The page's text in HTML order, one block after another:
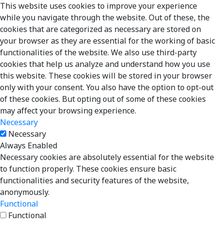
This website uses cookies to improve your experience
while you navigate through the website. Out of these, the
cookies that are categorized as necessary are stored on
your browser as they are essential for the working of basic
functionalities of the website. We also use third-party
cookies that help us analyze and understand how you use
this website. These cookies will be stored in your browser
only with your consent. You also have the option to opt-out
of these cookies. But opting out of some of these cookies
may affect your browsing experience.
Necessary
Necessary
Always Enabled
Necessary cookies are absolutely essential for the website
to function properly. These cookies ensure basic
functionalities and security features of the website,
anonymously.
Functional
Functional